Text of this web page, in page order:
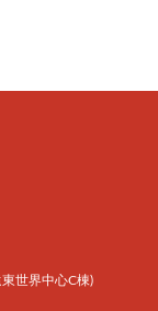
世界中心C棟)